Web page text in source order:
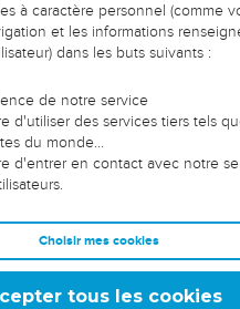
POUVAIENT VOUS
VOTRES ?
Mais on voit moins les doutes,
qu'ils ont traversés, alors
elles qui les ont façonnés.
leaders, entrepreneurs, et
avec plus de sagesse afin que
Que vous guidiez un
ou une famille, leur expérience
à caractère personnel (comme
et les informations
dans les buts suivants :
de notre service
d'utiliser des services tiers tels
du monde…
d'entrer en contact avec notre
Choisir mes cookies
tous les cookies